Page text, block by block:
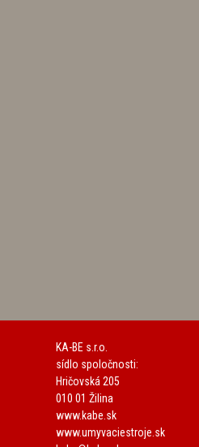
KA-BE s.r.o.
sídlo spoločnosti:
Hričovská 205
010 01 Žilina
www.kabe.sk
www.umyvaciestroje.sk